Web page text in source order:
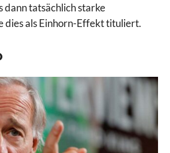
dann tatsächlich starke
dies als Einhorn-Effekt tituliert.